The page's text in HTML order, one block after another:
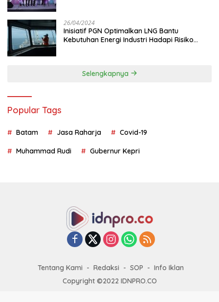
26/04/2024
Inisiatif PGN Optimalkan LNG Bantu
Kebutuhan Energi Industri Hadapi Risiko
Selengkapnya
Popular Tags
Batam Jasa Raharja Covid-19
Muhammad Rudi Gubernur Kepri
Tentang Kami Redaksi SOP
Info Iklan
Copyright ©2022 IDNPRO.CO